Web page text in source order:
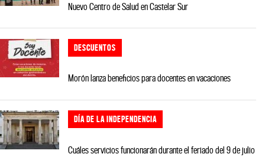
Nuevo Centro de Salud en Castelar Sur
DESCUENTOS
Morón lanza beneficios para docentes en vacaciones
DÍA DE LA INDEPENDENCIA
Cuáles servicios funcionarán durante el feriado del 9 de julio